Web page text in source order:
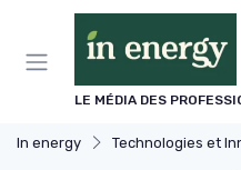
LE MÉDIA DES
In energy Technologies et Innovations
Panneau de gestion des